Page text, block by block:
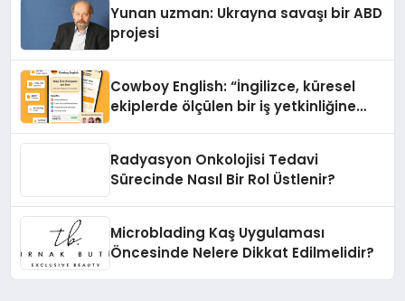
Yunan uzman: Ukrayna savaşı bir ABD
projesi
Cowboy English: “İngilizce, küresel
ekiplerde ölçülen bir iş yetkinliğine
Radyasyon Onkolojisi Tedavi
Sürecinde Nasıl Bir Rol Üstlenir?
Microblading Kaş Uygulaması
Öncesinde Nelere Dikkat Edilmelidir?